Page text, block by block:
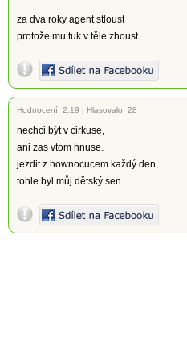
za dva roky agent stloust
protože mu tuk v těle zhoust
Hodnocení: 2.19 | Hlasovalo: 28
nechci být v cirkuse,
ani zas vtom hnuse.
jezdit z hownocucem každý den,
tohle byl můj dětský sen.